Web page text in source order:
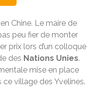
Chine. Le maire de
peu fier de monter
prix lors d’un colloque
des Nations Unies.
mise en place
village des Yvelines.